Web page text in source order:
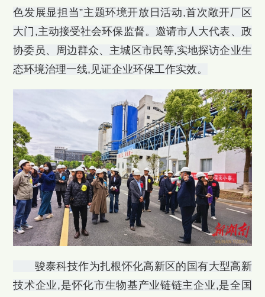
色发展显担当”主题环境开放日活动,首次敞开厂区
大门,主动接受社会环保监督。邀请市人大代表、政
协委员、周边群众、主城区市民等,实地探访企业生
态环境治理一线,见证企业环保工作实效。
骏泰科技作为扎根怀化高新区的国有大型高新
技术企业,是怀化市生物基产业链链主企业,是全国